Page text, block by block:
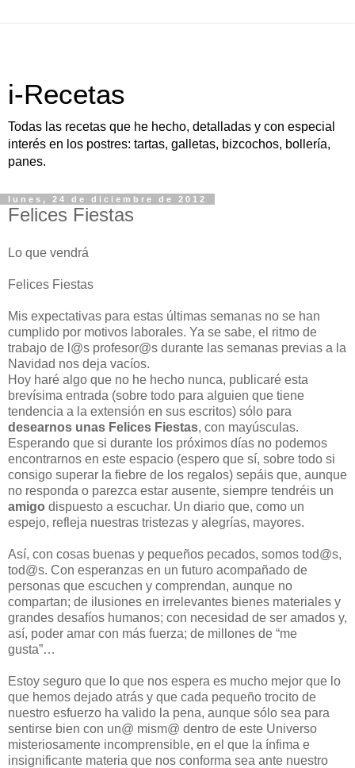
i-Recetas
Todas las recetas que he hecho, detalladas y con especial
interés en los postres: tartas, galletas, bizcochos, bollería,
panes.
lunes, 24 de diciembre de 2012
Felices Fiestas
Lo que vendrá
Felices Fiestas
Mis expectativas para estas últimas semanas no se han
cumplido por motivos laborales. Ya se sabe, el ritmo de
trabajo de l@s profesor@s durante las semanas previas a la
Navidad nos deja vacíos.
Hoy haré algo que no he hecho nunca, publicaré esta
brevísima entrada (sobre todo para alguien que tiene
tendencia a la extensión en sus escritos) sólo para
desearnos unas Felices Fiestas, con mayúsculas.
Esperando que si durante los próximos días no podemos
encontrarnos en este espacio (espero que sí, sobre todo si
consigo superar la fiebre de los regalos) sepáis que, aunque
no responda o parezca estar ausente, siempre tendréis un
amigo dispuesto a escuchar. Un diario que, como un
espejo, refleja nuestras tristezas y alegrías, mayores.
Así, con cosas buenas y pequeños pecados, somos tod@s,
tod@s. Con esperanzas en un futuro acompañado de
personas que escuchen y comprendan, aunque no
compartan; de ilusiones en irrelevantes bienes materiales y
grandes desafíos humanos; con necesidad de ser amados y,
así, poder amar con más fuerza; de millones de “me
gusta”…
Estoy seguro que lo que nos espera es mucho mejor que lo
que hemos dejado atrás y que cada pequeño trocito de
nuestro esfuerzo ha valido la pena, aunque sólo sea para
sentirse bien con un@ mism@ dentro de este Universo
misteriosamente incomprensible, en el que la ínfima e
insignificante materia que nos conforma sea ante nuestro